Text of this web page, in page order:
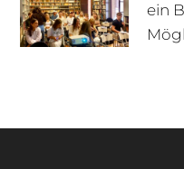
+49 170 222 77 66
ein